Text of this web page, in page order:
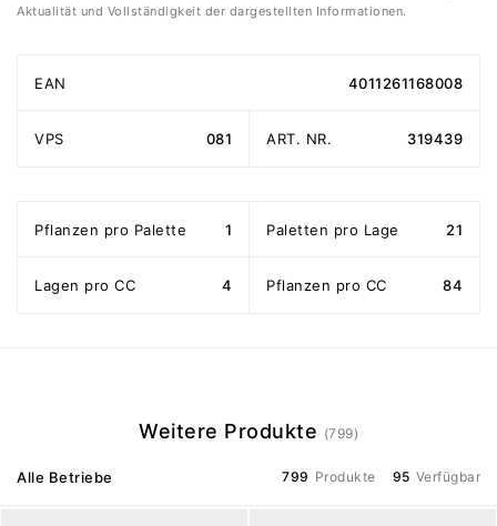
Aktualität und Vollständigkeit der dargestellten Informationen.
EAN 4011261168008
VPS 081 ART. NR. 319439
Pflanzen pro Palette 1 Paletten pro Lage 21
Lagen pro CC 4 Pflanzen pro CC 84
Weitere Produkte (799)
Alle Betriebe 799 Produkte 95 Verfügbar